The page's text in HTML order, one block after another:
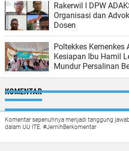
Rakerwil I DPW
Organisasi dan
Dosen
Poltekkes Kemenkes
Kesiapan Ibu Hamil
Mundur Persalinan
KOMENTAR
Komentar sepenuhnya menjadi tanggung
dalam UU ITE. #JernihBerkomentar